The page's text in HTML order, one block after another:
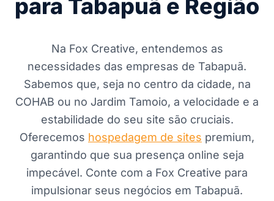
para Tabapuã e Região
Na Fox Creative, entendemos as
necessidades das empresas de Tabapuã.
Sabemos que, seja no centro da cidade, na
COHAB ou no Jardim Tamoio, a velocidade e a
estabilidade do seu site são cruciais.
Oferecemos hospedagem de sites premium,
garantindo que sua presença online seja
impecável. Conte com a Fox Creative para
impulsionar seus negócios em Tabapuã.